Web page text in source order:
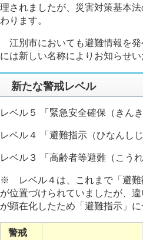
理されましたが、災害対策基本
わります。
江別市においても避難情報を
には新しい名称によりお知らせい
新たな警戒レベル
レベル５ 「緊急安全確保（きん
レベル４ 「避難指示（ひなんしじ
レベル３ 「高齢者等避難（こう
※ レベル４は、これまで「避難
が位置づけられていましたが、
が顕在化したため「避難指示」に
警戒